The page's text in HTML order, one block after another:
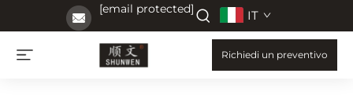
[email protected] IT
Richiedi un preventivo